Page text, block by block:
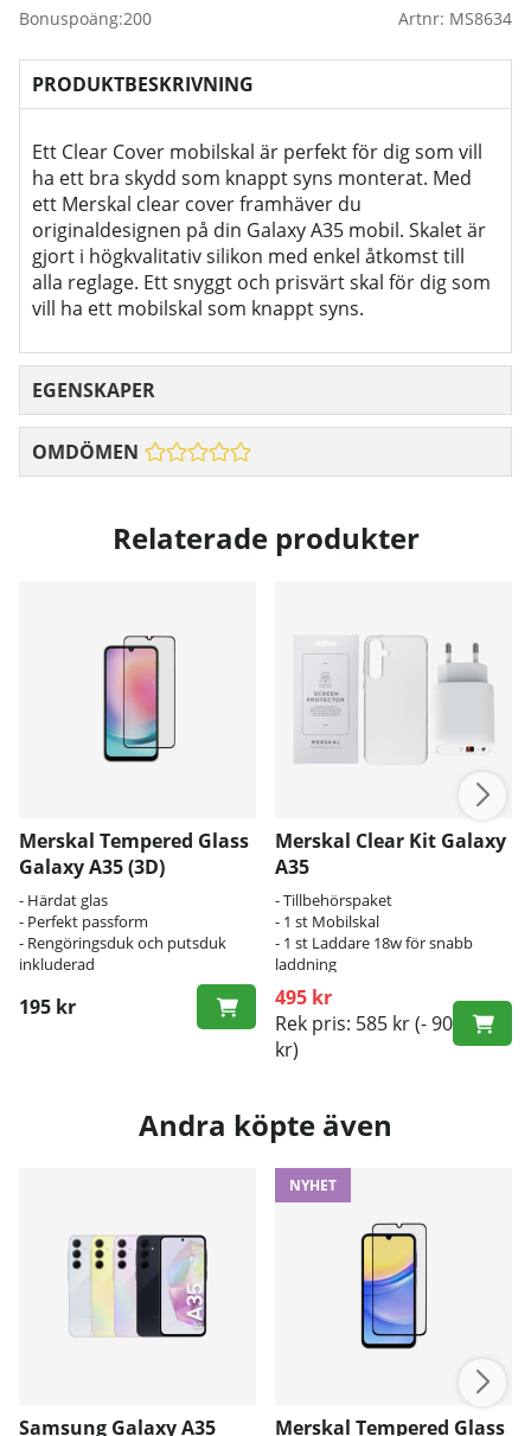
Bonuspoäng:200 Artnr: MS8634
PRODUKTBESKRIVNING
Ett Clear Cover mobilskal är perfekt för dig som vill
ha ett bra skydd som knappt syns monterat. Med
ett Merskal clear cover framhäver du
originaldesignen på din Galaxy A35 mobil. Skalet är
gjort i högkvalitativ silikon med enkel åtkomst till
alla reglage. Ett snyggt och prisvärt skal för dig som
vill ha ett mobilskal som knappt syns.
EGENSKAPER
OMDÖMEN
Relaterade produkter
Merskal Tempered Glass
Galaxy A35 (3D)
- Härdat glas
- Perfekt passform
- Rengöringsduk och putsduk
inkluderad
195 kr
Merskal Clear Kit Galaxy
A35
- Tillbehörspaket
- 1 st Mobilskal
- 1 st Laddare 18w för snabb
laddning
495 kr
Rek pris: 585 kr(- 90
kr)
Andra köpte även
Samsung Galaxy A35
NYHET
Merskal Tempered Glass